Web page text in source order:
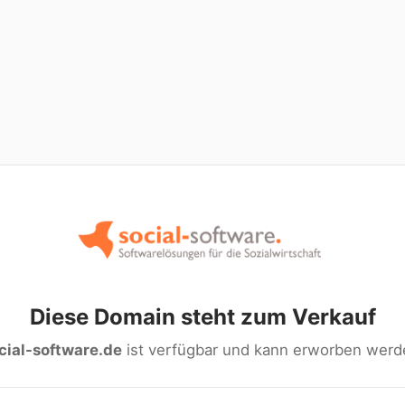
Diese Domain steht zum Verkauf
software.deist verfügbar und kann erworben